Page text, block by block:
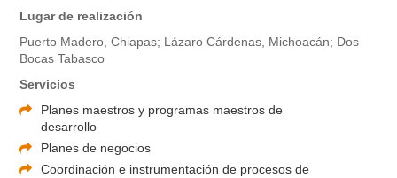
Lugar de realización
Puerto Madero, Chiapas; Lázaro Cárdenas, Michoacán; Dos
Bocas Tabasco
Servicios
Planes maestros y programas maestros de
desarrollo
Planes de negocios
Coordinación e instrumentación de procesos de